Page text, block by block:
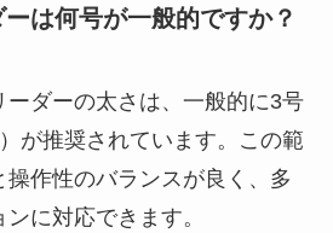
は何号が一般的ですか？
ーダーの太さは、一般的に3号
が推奨されています。この範
操作性のバランスが良く、多
に対応できます。